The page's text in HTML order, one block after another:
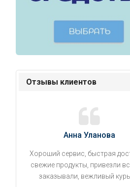
Отзывы клиентов
Анна Уланова
Хороший сервис, быстрая
свежие продукты, привезли
заказывали, вежливый